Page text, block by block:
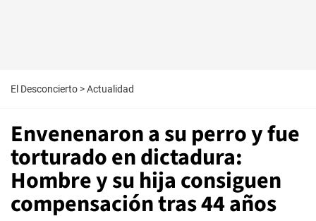
El Desconcierto >Actualidad
Envenenaron a su perro y fue
torturado en dictadura:
Hombre y su hija consiguen
compensación tras 44 años